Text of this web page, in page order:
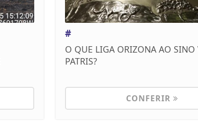
#
O QUE LIGA ORIZONA AO SINO
PATRIS?
CONFERIR